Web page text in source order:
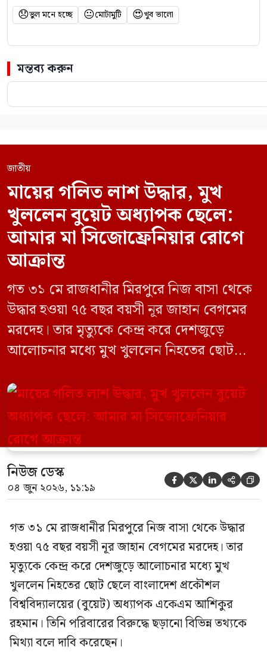
😞ভুল মনে হচ্ছে 😐মোটামুটি 😍খুব ভালো
মন্তব্য করুন
জাতীয়
মায়ের গলিত লাশ উদ্ধার, মুখ
খুললেন বুয়েট অধ্যাপক ছেলে:
আমার মা সিজোফ্রেনিয়ার রোগে
আক্রান্ত
গত ৩১ মে রাজধানীর মিরপুরে নিজ বাসা থেকে
উদ্ধার হওয়া ৭৫ বছর বয়সী নূর জাহান বেগমের
মরদেহ। তার মৃত্যুকে কেন্দ্র করে দেশজুড়ে
আলোচনার মধ্যে মুখ খুললেন নিহতের ছোট
(বুয়েট) অধ্যাপক একেএম আশিকুর রহমান।
তিনি পরিবারের বিরুদ্ধে ছড়ানো বিভিন্ন তথ্যকে
মিথ্যা বলে দাবি করেছেন। বুধবার (৩ জুন)
গণমাধ্যমে দেওয়া বক্তব্যে তিনি এই […]
নিউজ ডেস্ক
০৪ জুন ২০২৬, ১১:১৯     
গত ৩১ মে রাজধানীর মিরপুরে নিজ বাসা থেকে উদ্ধার
হওয়া ৭৫ বছর বয়সী নূর জাহান বেগমের মরদেহ। তার
মৃত্যুকে কেন্দ্র করে দেশজুড়ে আলোচনার মধ্যে মুখ
খুললেন নিহতের ছোট ছেলে বাংলাদেশ প্রকৌশল
বিশ্ববিদ্যালয়ের (বুয়েট) অধ্যাপক একেএম আশিকুর
রহমান। তিনি পরিবারের বিরুদ্ধে ছড়ানো বিভিন্ন তথ্যকে
মিথ্যা বলে দাবি করেছেন।